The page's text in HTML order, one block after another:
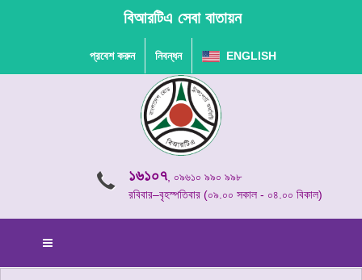
বিআরটিএ সেবা বাতায়ন
প্রবেশ করুন নিবন্ধন ENGLISH
১৬১০৭, ০৯৬১০ ৯৯০ ৯৯৮
রবিবার–বৃহস্পতিবার (০৯.০০ সকাল - ০৪.০০ বিকাল)